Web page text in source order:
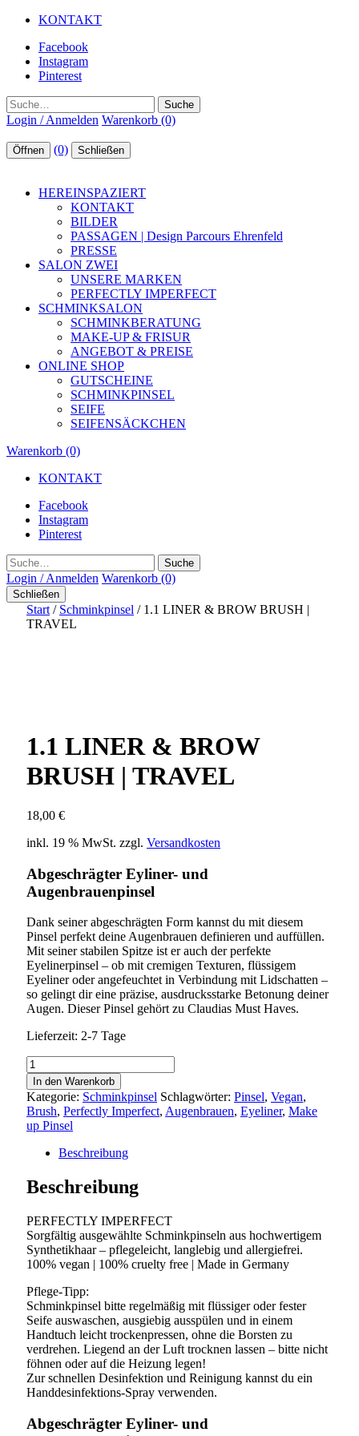
KONTAKT
Facebook
Instagram
Pinterest
Suche
Login / Anmelden Warenkorb (0)
Öffnen (0) Schließen
HEREINSPAZIERT
KONTAKT
BILDER
PASSAGEN | Design Parcours Ehrenfeld
PRESSE
SALON ZWEI
UNSERE MARKEN
PERFECTLY IMPERFECT
SCHMINKSALON
SCHMINKBERATUNG
MAKE-UP & FRISUR
ANGEBOT & PREISE
ONLINE SHOP
GUTSCHEINE
SCHMINKPINSEL
SEIFE
SEIFENSÄCKCHEN
Warenkorb (0)
KONTAKT
Facebook
Instagram
Pinterest
Suche
Login / Anmelden Warenkorb (0)
Schließen
Start / Schminkpinsel / 1.1 LINER & BROW BRUSH |
TRAVEL
1.1 LINER & BROW
BRUSH | TRAVEL
18,00 €
inkl. 19 % MwSt. zzgl. Versandkosten
Abgeschrägter Eyliner- und
Augenbrauenpinsel
Dank seiner abgeschrägten Form kannst du mit diesem
Pinsel perfekt deine Augenbrauen definieren und auffüllen.
Mit seiner stabilen Spitze ist er auch der perfekte
Eyelinerpinsel – ob mit cremigen Texturen, flüssigem
Eyeliner oder angefeuchtet in Verbindung mit Lidschatten –
so gelingt dir eine präzise, ausdrucksstarke Betonung deiner
Augen. Dieser Pinsel gehört zu Claudias Must Haves.
Lieferzeit: 2-7 Tage
1.1
LINER
&
BROW
BRUSH
|
TRAVEL
Menge
In den Warenkorb
Kategorie: Schminkpinsel Schlagwörter: Pinsel, Vegan,
Brush, Perfectly Imperfect, Augenbrauen, Eyeliner, Make
up Pinsel
Beschreibung
Beschreibung
PERFECTLY IMPERFECT
Sorgfältig ausgewählte Schminkpinseln aus hochwertigem
Synthetikhaar – pflegeleicht, langlebig und allergiefrei.
100% vegan | 100% cruelty free | Made in Germany
Pflege-Tipp:
Schminkpinsel bitte regelmäßig mit flüssiger oder fester
Seife auswaschen, ausgiebig ausspülen und in einem
Handtuch leicht trockenpressen, ohne die Borsten zu
verdrehen. Liegend an der Luft trocknen lassen – bitte nicht
föhnen oder auf die Heizung legen!
Zur schnellen Desinfektion und Reinigung kannst du ein
Handdesinfektions-Spray verwenden.
Abgeschrägter Eyliner- und